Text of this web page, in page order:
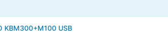
KBM300+M100 USB